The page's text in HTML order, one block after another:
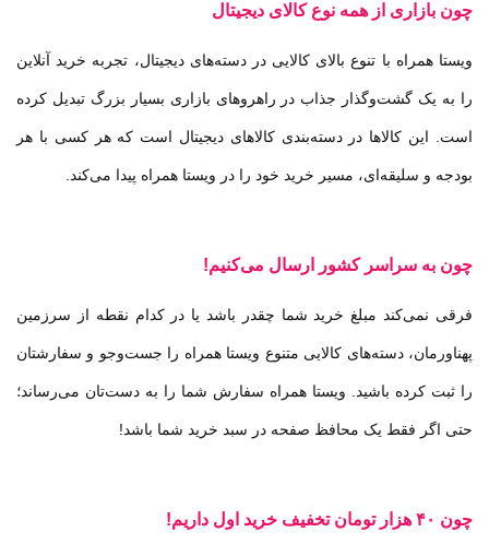
چون بازاری از همه نوع کالای دیجیتال
ویستا همراه با تنوع بالای کالایی در دسته‌های دیجیتال، تجربه خرید آنلاین
را به یک گشت‌وگذار جذاب در راهروهای بازاری بسیار بزرگ تبدیل کرده‌
است. این کالاها در دسته‌بندی کالاهای دیجیتال است که هر کسی با هر
بودجه‌ و سلیقه‌ای، مسیر خرید خود را در ویستا همراه پیدا می‌کند.
چون به سراسر کشور ارسال می‌کنیم!
فرقی نمی‌کند مبلغ خرید شما چقدر باشد یا در کدام نقطه از سرزمین
پهناورمان، دسته‌های کالایی متنوع ویستا همراه را جست‌وجو و سفارشتان
را ثبت کرده باشید. ویستا همراه سفارش شما را به دست‌تان می‌رساند؛
حتی اگر فقط یک محافظ صفحه در سبد خرید شما باشد!
چون ۴۰ هزار تومان تخفیف خرید اول داریم !